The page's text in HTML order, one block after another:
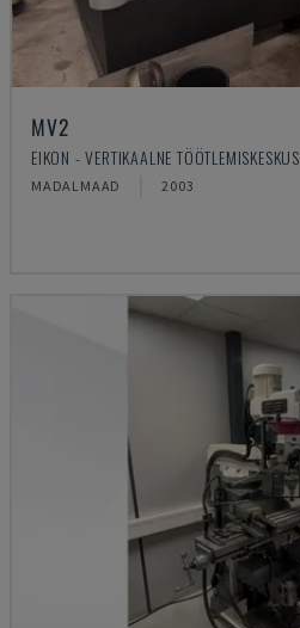
MV2
EIKON - VERTIKAALNE TÖÖTLEMISKESKUS
MADALMAAD 2003